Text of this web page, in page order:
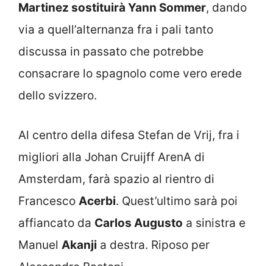
Martinez sostituirà Yann Sommer, dando
via a quell’alternanza fra i pali tanto
discussa in passato che potrebbe
consacrare lo spagnolo come vero erede
dello svizzero.
Al centro della difesa Stefan de Vrij, fra i
migliori alla Johan Cruijff ArenA di
Amsterdam, farà spazio al rientro di
Francesco Acerbi. Quest’ultimo sarà poi
affiancato da Carlos Augusto a sinistra e
Manuel Akanji a destra. Riposo per